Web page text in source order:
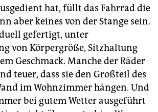
hat, füllt das Fahrrad die
aber keines von der Stange sein.
gefertigt, unter
von Körpergröße, Sitzhaltung
Geschmack. Manche der Räder
teuer, dass sie den Großteil des
im Wohnzimmer hängen. Und
bei gutem Wetter ausgeführt